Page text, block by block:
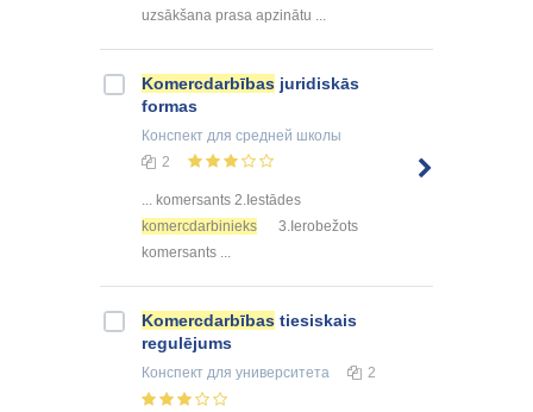
uzsākšana prasa apzinātu ...
Komercdarbības juridiskās
formas
Конспект для средней школы
2
... komersants 2.Iestādes
komercdarbinieks
3.Ierobežots
komersants ...
Komercdarbības tiesiskais
regulējums
Конспект для университета 2